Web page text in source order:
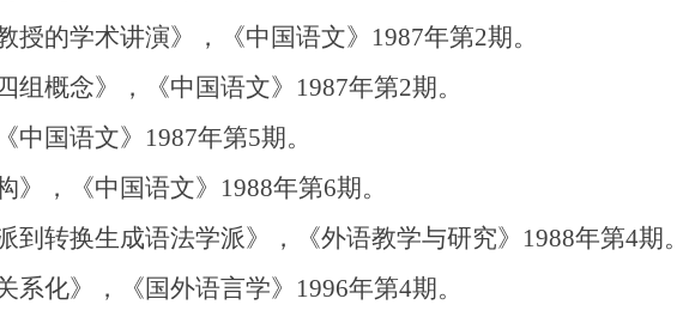
学术讲演》，《中国语文》1987年第2期。
概念》，《中国语文》1987年第2期。
国语文》1987年第5期。
，《中国语文》1988年第6期。
转换生成语法学派》，《外语教学与研究》1988年第4期。
化》，《国外语言学》1996年第4期。